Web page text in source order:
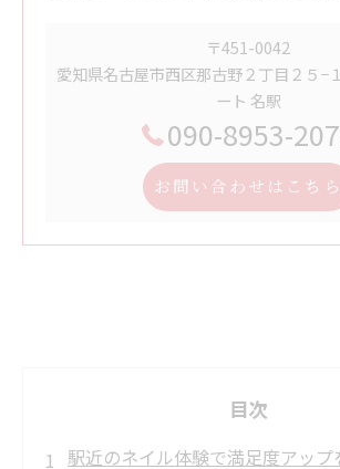
〒451-0042
愛知県名古屋市西区那古野２丁目２５−
ート 名駅
090-8953-
お問い合わせはこちら
目次
駅近のネイル体験で満足度アップ